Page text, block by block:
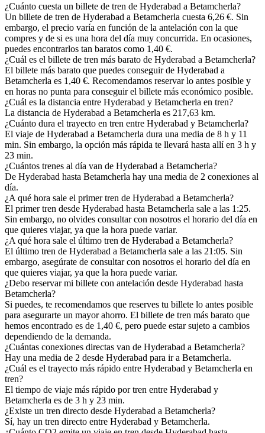
¿Cuánto cuesta un billete de tren de Hyderabad a Betamcherla?
Un billete de tren de Hyderabad a Betamcherla cuesta 6,26 €. Sin
embargo, el precio varía en función de la antelación con la que
compres y de si es una hora del día muy concurrida. En ocasiones,
puedes encontrarlos tan baratos como 1,40 €.
¿Cuál es el billete de tren más barato de Hyderabad a Betamcherla?
El billete más barato que puedes conseguir de Hyderabad a
Betamcherla es 1,40 €. Recomendamos reservar lo antes posible y
en horas no punta para conseguir el billete más económico posible.
¿Cuál es la distancia entre Hyderabad y Betamcherla en tren?
La distancia de Hyderabad a Betamcherla es 217,63 km.
¿Cuánto dura el trayecto en tren entre Hyderabad y Betamcherla?
El viaje de Hyderabad a Betamcherla dura una media de 8 h y 11
min. Sin embargo, la opción más rápida te llevará hasta allí en 3 h y
23 min.
¿Cuántos trenes al día van de Hyderabad a Betamcherla?
De Hyderabad hasta Betamcherla hay una media de 2 conexiones al
día.
¿A qué hora sale el primer tren de Hyderabad a Betamcherla?
El primer tren desde Hyderabad hasta Betamcherla sale a las 1:25.
Sin embargo, no olvides consultar con nosotros el horario del día en
que quieres viajar, ya que la hora puede variar.
¿A qué hora sale el último tren de Hyderabad a Betamcherla?
El último tren de Hyderabad a Betamcherla sale a las 21:05. Sin
embargo, asegúrate de consultar con nosotros el horario del día en
que quieres viajar, ya que la hora puede variar.
¿Debo reservar mi billete con antelación desde Hyderabad hasta
Betamcherla?
Si puedes, te recomendamos que reserves tu billete lo antes posible
para asegurarte un mayor ahorro. El billete de tren más barato que
hemos encontrado es de 1,40 €, pero puede estar sujeto a cambios
dependiendo de la demanda.
¿Cuántas conexiones directas van de Hyderabad a Betamcherla?
Hay una media de 2 desde Hyderabad para ir a Betamcherla.
¿Cuál es el trayecto más rápido entre Hyderabad y Betamcherla en
tren?
El tiempo de viaje más rápido por tren entre Hyderabad y
Betamcherla es de 3 h y 23 min.
¿Existe un tren directo desde Hyderabad a Betamcherla?
Sí, hay un tren directo entre Hyderabad y Betamcherla.